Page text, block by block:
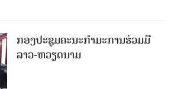
ກອງປະຊຸມຄະນະກຳມະການຮ່ວມມື
ລາວ-ຫວຽດນາມ